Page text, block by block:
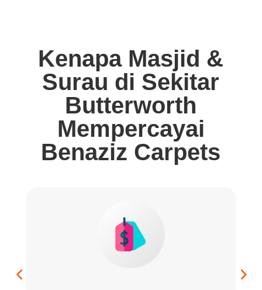
Kenapa Masjid &
Surau di Sekitar
Butterworth
Mempercayai
Benaziz Carpets